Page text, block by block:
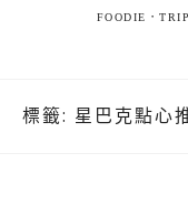
FOODIE．
標籤: 星巴克點心